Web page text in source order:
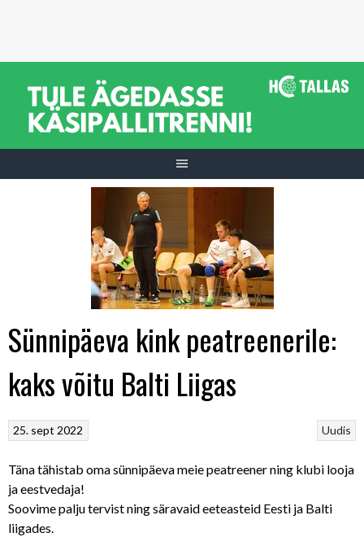
Sünnipäeva kink peatreenerile:
kaks võitu Balti Liigas
Uudis
25. sept 2022
Täna tähistab oma sünnipäeva meie peatreener ning klubi looja
ja eestvedaja!
Soovime palju tervist ning säravaid eeteasteid Eesti ja Balti
liigades.